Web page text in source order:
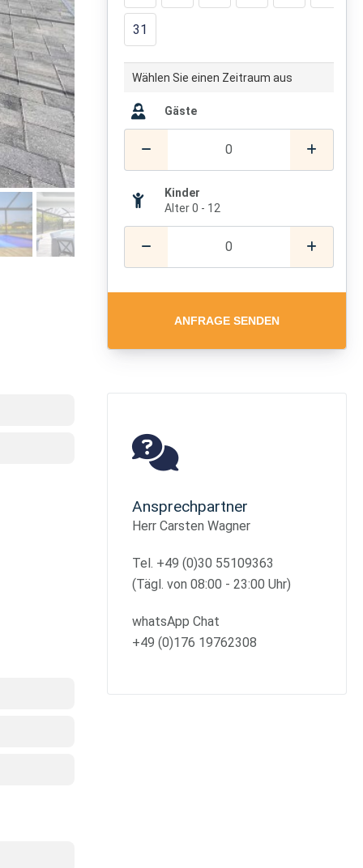
31
Wählen Sie einen Zeitraum aus
Gäste
Kinder
Alter 0 - 12
ANFRAGE SENDEN
Ansprechpartner
Herr Carsten Wagner
Tel. +49 (0)30 55109363
(Tägl. von 08:00 - 23:00 Uhr)
whatsApp Chat
+49 (0)176 19762308